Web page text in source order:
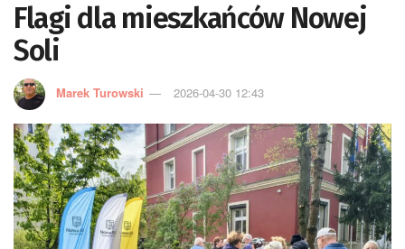
Flagi dla mieszkańców Nowej
Soli
Marek Turowski 2026-04-30 12:43